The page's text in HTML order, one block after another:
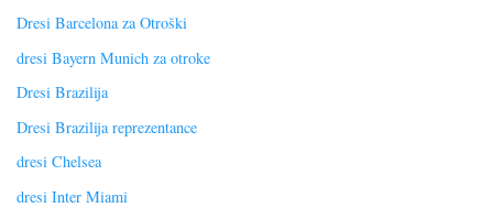
Dresi Barcelona za Otroški
dresi Bayern Munich za otroke
Dresi Brazilija
Dresi Brazilija reprezentance
dresi Chelsea
dresi Inter Miami